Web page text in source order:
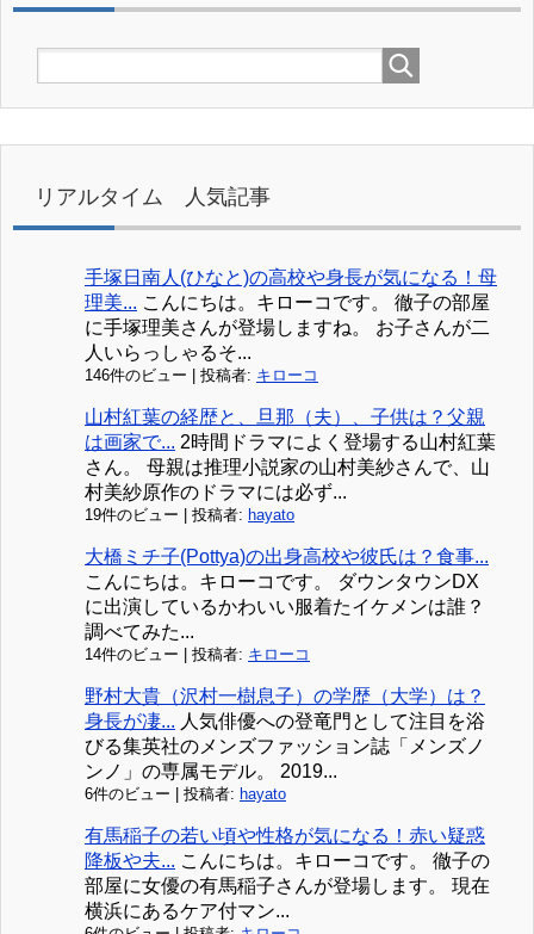
リアルタイム 人気記事
手塚日南人(ひなと)の高校や身長が気になる！母
理美... こんにちは。キローコです。 徹子の部屋
に手塚理美さんが登場しますね。 お子さんが二
人いらっしゃるそ...
146件のビュー 投稿者: キローコ
山村紅葉の経歴と、旦那（夫）、子供は？父親
は画家で... 2時間ドラマによく登場する山村紅葉
さん。 母親は推理小説家の山村美紗さんで、山
村美紗原作のドラマには必ず...
19件のビュー 投稿者: hayato
大橋ミチ子(Pottya)の出身高校や彼氏は？食事...
こんにちは。キローコです。 ダウンタウンDX
に出演しているかわいい服着たイケメンは誰？
調べてみた...
14件のビュー 投稿者: キローコ
野村大貴（沢村一樹息子）の学歴（大学）は？
身長が凄... 人気俳優への登竜門として注目を浴
びる集英社のメンズファッション誌「メンズノ
ンノ」の専属モデル。 2019...
6件のビュー 投稿者: hayato
有馬稲子の若い頃や性格が気になる！赤い疑惑
降板や夫... こんにちは。キローコです。 徹子の
部屋に女優の有馬稲子さんが登場します。 現在
横浜にあるケア付マン...